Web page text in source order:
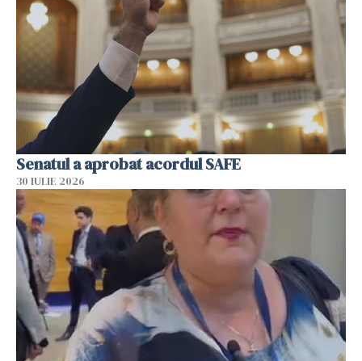
Senatul a aprobat acordul SAFE
30 IULIE 2026